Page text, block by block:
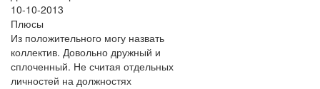
10-10-2013
Плюсы
Из положительного могу назвать
коллектив. Довольно дружный и
сплоченный. Не считая отдельных
личностей на должностях